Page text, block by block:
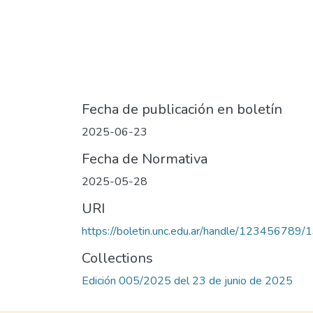
Fecha de publicación en boletín
2025-06-23
Fecha de Normativa
2025-05-28
URI
https://boletin.unc.edu.ar/handle/123456789/
Collections
Edición 005/2025 del 23 de junio de 2025